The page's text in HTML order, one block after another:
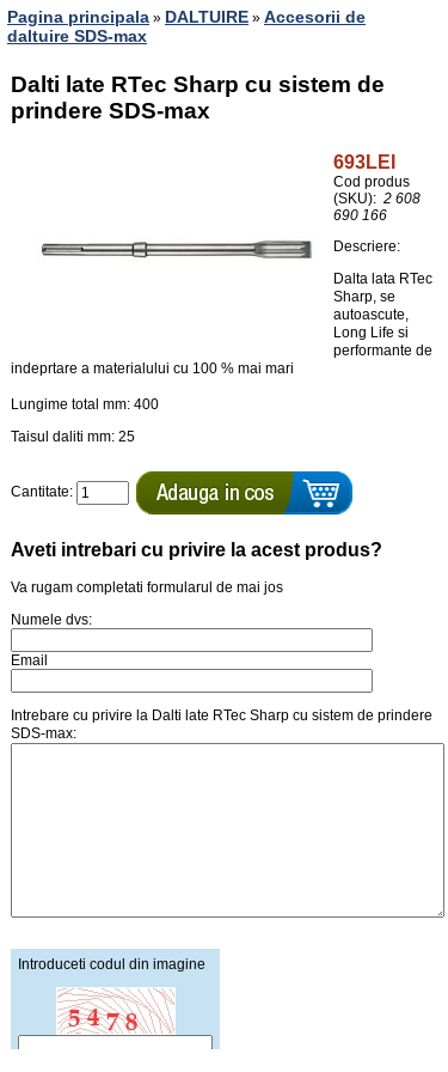
Pagina principala » DALTUIRE » Accesorii de
daltuire SDS-max
Dalti late RTec Sharp cu sistem de
prindere SDS-max
693LEI
Cod produs
(SKU): 2 608
690 166
Descriere:
Dalta lata RTec
Sharp, se
autoascute,
Long Life si
performante de
indeprtare a materialului cu 100 % mai mari
Lungime total mm: 400
Taisul daliti mm: 25
Cantitate:
Aveti intrebari cu privire la acest produs?
Va rugam completati formularul de mai jos
Numele dvs:
Email
Intrebare cu privire la Dalti late RTec Sharp cu sistem de prindere
SDS-max:
Introduceti codul din imagine